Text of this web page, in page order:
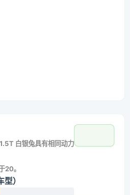
白银兔具有相同动力
20。
）